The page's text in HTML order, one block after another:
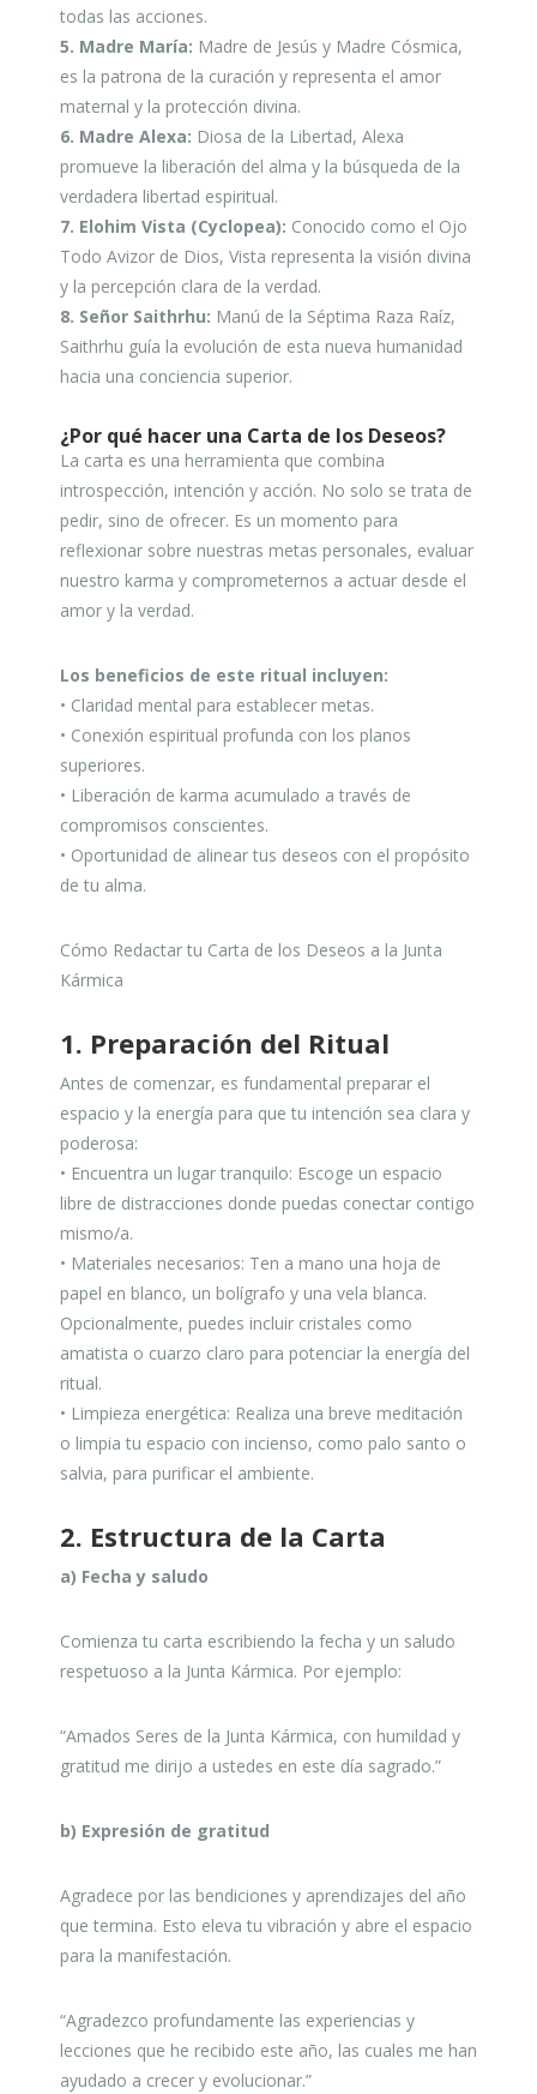
todas las acciones.
5. Madre María: Madre de Jesús y Madre Cósmica,
es la patrona de la curación y representa el amor
maternal y la protección divina.
6. Madre Alexa: Diosa de la Libertad, Alexa
promueve la liberación del alma y la búsqueda de la
verdadera libertad espiritual.
7. Elohim Vista (Cyclopea): Conocido como el Ojo
Todo Avizor de Dios, Vista representa la visión divina
y la percepción clara de la verdad.
8. Señor Saithrhu: Manú de la Séptima Raza Raíz,
Saithrhu guía la evolución de esta nueva humanidad
hacia una conciencia superior.
¿Por qué hacer una Carta de los Deseos?
La carta es una herramienta que combina
introspección, intención y acción. No solo se trata de
pedir, sino de ofrecer. Es un momento para
reflexionar sobre nuestras metas personales, evaluar
nuestro karma y comprometernos a actuar desde el
amor y la verdad.
Los beneficios de este ritual incluyen:
• Claridad mental para establecer metas.
• Conexión espiritual profunda con los planos
superiores.
• Liberación de karma acumulado a través de
compromisos conscientes.
• Oportunidad de alinear tus deseos con el propósito
de tu alma.
Cómo Redactar tu Carta de los Deseos a la Junta
Kármica
1. Preparación del Ritual
Antes de comenzar, es fundamental preparar el
espacio y la energía para que tu intención sea clara y
poderosa:
• Encuentra un lugar tranquilo: Escoge un espacio
libre de distracciones donde puedas conectar contigo
mismo/a.
• Materiales necesarios: Ten a mano una hoja de
papel en blanco, un bolígrafo y una vela blanca.
Opcionalmente, puedes incluir cristales como
amatista o cuarzo claro para potenciar la energía del
ritual.
• Limpieza energética: Realiza una breve meditación
o limpia tu espacio con incienso, como palo santo o
salvia, para purificar el ambiente.
2. Estructura de la Carta
a) Fecha y saludo
Comienza tu carta escribiendo la fecha y un saludo
respetuoso a la Junta Kármica. Por ejemplo:
“Amados Seres de la Junta Kármica, con humildad y
gratitud me dirijo a ustedes en este día sagrado.”
b) Expresión de gratitud
Agradece por las bendiciones y aprendizajes del año
que termina. Esto eleva tu vibración y abre el espacio
para la manifestación.
“Agradezco profundamente las experiencias y
lecciones que he recibido este año, las cuales me han
ayudado a crecer y evolucionar.”